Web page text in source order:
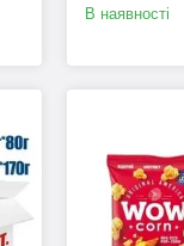
В наявності